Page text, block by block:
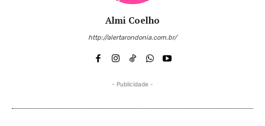
Almi Coelho
http://alertarondonia.com.br/
- Publicidade -